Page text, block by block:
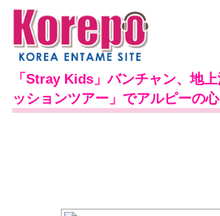
「Stray Kids」バンチャン、地
ッションツアー」でアルピーの